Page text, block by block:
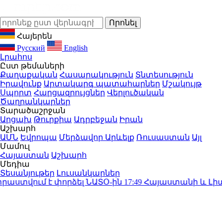
Հայերեն
Русский
English
Լրահոս
Ըստ թեմաների
Քաղաքական Հասարակություն Տնտեսություն
Իրավունք Արտակարգ պատահարներ Մշակույթ
Սպորտ Հարցազրույցներ Վերլուծական
Ծաղրանկարներ
Տարածաշրջան
Արցախ Թուրքիա Ադրբեջան Իրան
Աշխարհ
ԱՄՆ Եվրոպա Մերձավոր Արևելք Ռուսաստան Այլ
Մամուլ
Հայաստան Աշխարհ
Մեդիա
Տեսանյութեր Լուսանկարներ
է փորձել ՆԱՏՕ-ին17:49 Հայաստանի և